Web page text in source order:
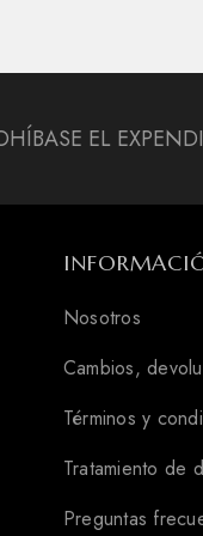
EL
Nosotros
Cambios,
Términos y
Tratamiento de
Preguntas